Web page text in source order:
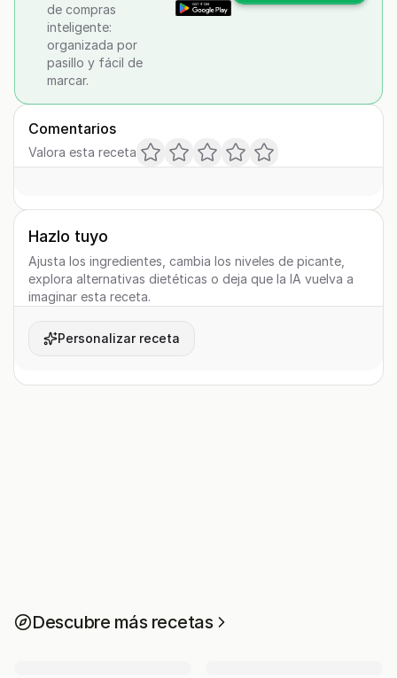
de compras
inteligente:
organizada por
pasillo y fácil de
marcar.
Comentarios
Valora esta receta
Hazlo tuyo
Ajusta los ingredientes, cambia los niveles de picante,
explora alternativas dietéticas o deja que la IA vuelva a
imaginar esta receta.
Personalizar receta
Descubre más recetas